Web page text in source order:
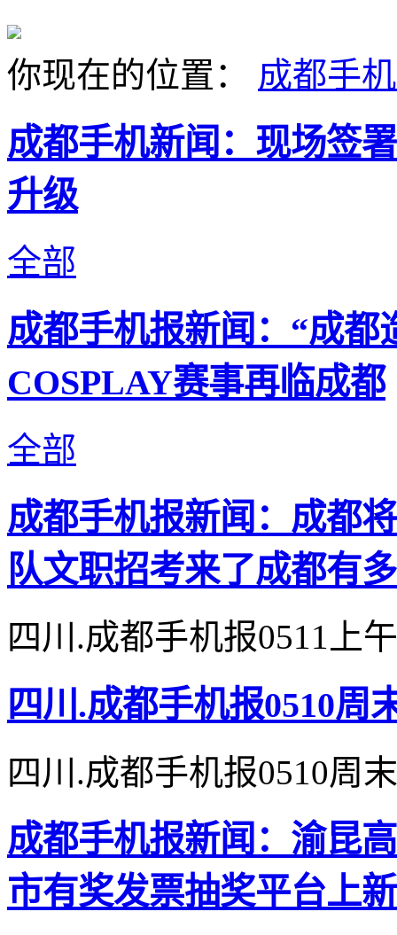
你现在的位置： 成都手
成都手机新闻：现场签
升级
全部
成都手机报新闻：“成都
COSPLAY赛事再临成都
全部
成都手机报新闻：成都
队文职招考来了成都有
四川.成都手机报0511上
四川.成都手机报0510周
四川.成都手机报0510周
成都手机报新闻：渝昆
市有奖发票抽奖平台上新